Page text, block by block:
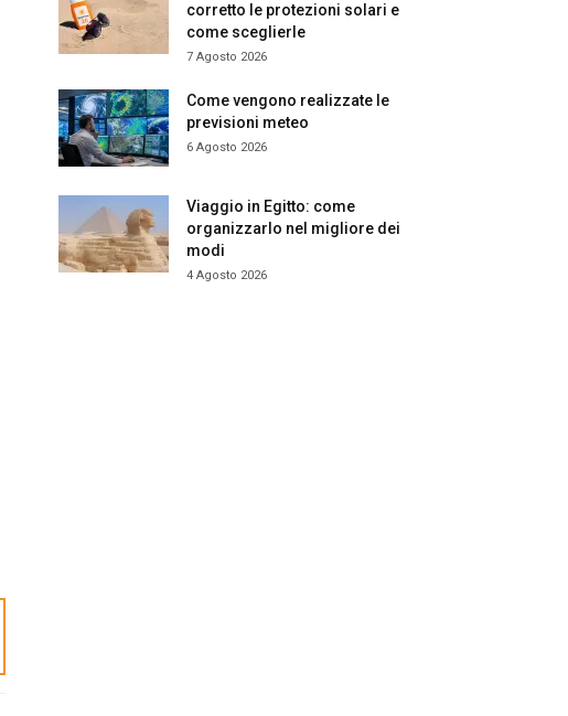
corretto le protezioni solari e
come sceglierle
7 Agosto 2026
Come vengono realizzate le
previsioni meteo
6 Agosto 2026
Viaggio in Egitto: come
organizzarlo nel migliore dei
modi
4 Agosto 2026